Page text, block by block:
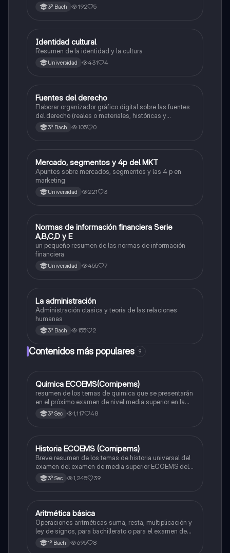
3º Bach 192 5
Estructura socioeconómica
Identidad cultural
Resumen de la identidad y la cultura
Universidad 431 4
Estructura socioeconómica
Fuentes del derecho
Elaborar organizador gráfico digital sobre las fuentes
del derecho (reales o materiales, históricas y
formales) correctamente descritas, anotando su
concepto, caracteristicas e importancia.
3º Bach 105 0
Estructura socioeconómica
Mercado, segmentos y 4p del MKT
Apuntes sobre mercados, segmentos y las 4 p en
marketing
Universidad 221 3
Estructura socioeconómica
Normas de información financiera Serie
A,B,C,D y E
un pequeño resumen de las normas de información
financiera
Universidad 455 7
Matemáticas
La administración
Administración clasica y teoría de las relaciones
humanas
3º Bach 155 2
Contenidos más populares 9
Química
Quimica ECOEMS(Comipems)
resumen de los temas de quimica que se presentarán
en el próximo examen de nivel media superior en la
zona metropolitana de el valle de México
3º Sec 1,117 48
Historia
Historia ECOEMS (Comipems)
Breve resumen de los temas de historia universal del
examen del examen de media superior ECOEMS del
valle de México
3º Sec 1,245 39
Matemáticas
Aritmética básica
Operaciones aritméticas suma, resta, multiplicación y
ley de signos, para bachillerato o para el examen de
admisión a la universidad
1º Bach 695 8